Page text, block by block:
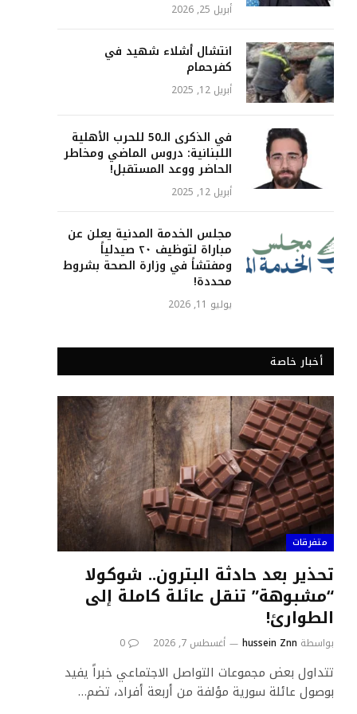
أبريل 25, 2026
انتشال أشلاء شهيد في
كفرحمام
أبريل 12, 2025
في الذكرى الـ50 للحرب الأهلية
اللبنانية: دروس الماضي ومخاطر
الحاضر ووعد المستقبل!
أبريل 12, 2025
مجلس الخدمة المدنية يعلن عن
مباراة لتوظيف ٢٠ صيدلياً
ومفتشاً في وزارة الصحة بشروط
محددة!
يوليو 11, 2026
أخبار خاصة
متفرقات
تحذير بعد حادثة البترون.. شوكولا
“مشبوهة” تنقل عائلة كاملة إلى
الطوارئ!
بواسطة hussein Znn أغسطس 7, 2026 0
تتداول بعض مجموعات التواصل الاجتماعي خبراً يفيد
بوصول عائلة سورية مؤلفة من أربعة أفراد، تضم…